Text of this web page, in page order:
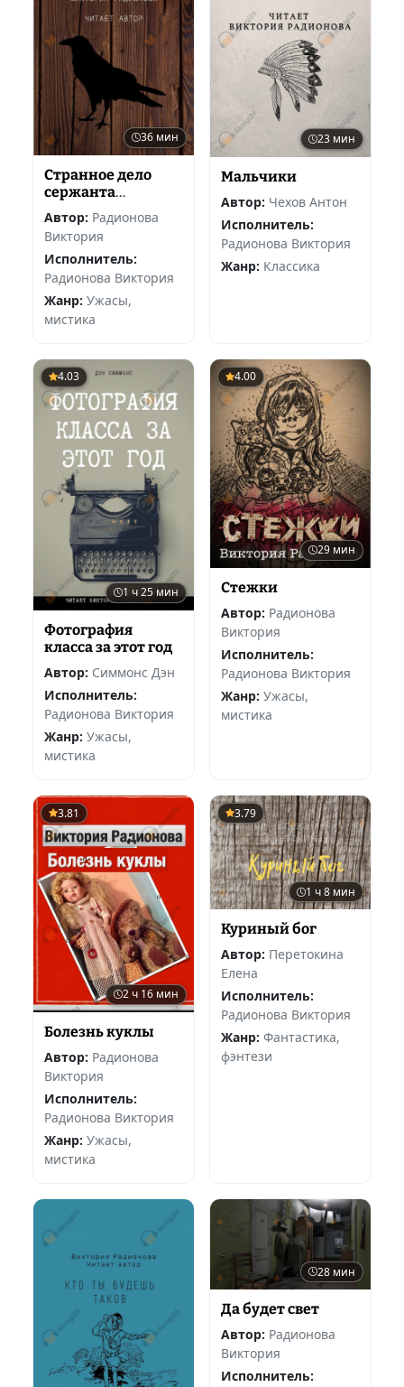
36 мин
Странное дело
сержанта
Пантыкина
Автор: Радионова
Виктория
Исполнитель:
Радионова Виктория
Жанр: Ужасы,
мистика
23 мин
Мальчики
Автор: Чехов Антон
Исполнитель:
Радионова Виктория
Жанр: Классика
4.03
1 ч 25 мин
Фотография
класса за этот год
Автор: Симмонс Дэн
Исполнитель:
Радионова Виктория
Жанр: Ужасы,
мистика
4.00
29 мин
Стежки
Автор: Радионова
Виктория
Исполнитель:
Радионова Виктория
Жанр: Ужасы,
мистика
3.81
2 ч 16 мин
Болезнь куклы
Автор: Радионова
Виктория
Исполнитель:
Радионова Виктория
Жанр: Ужасы,
мистика
3.79
1 ч 8 мин
Куриный бог
Автор: Перетокина
Елена
Исполнитель:
Радионова Виктория
Жанр: Фантастика,
фэнтези
28 мин
Да будет свет
Автор: Радионова
Виктория
Исполнитель: